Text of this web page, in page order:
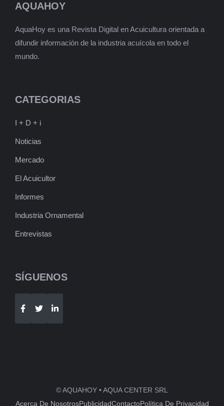
AQUAHOY
AquaHoy es una Revista Digital en Acuicultura orientada a
difundir información de la industria acuícola en todo el
mundo.
CATEGORIAS
I + D + i
Noticias
Mercado
El Acuicultor
Informes
Industria Ornamental
Entrevistas
SÍGUENOS
© AQUAHOY • AQUA CENTER SRL
Acerca De NosotrosPublicidadContactoPolítica De Privacidad